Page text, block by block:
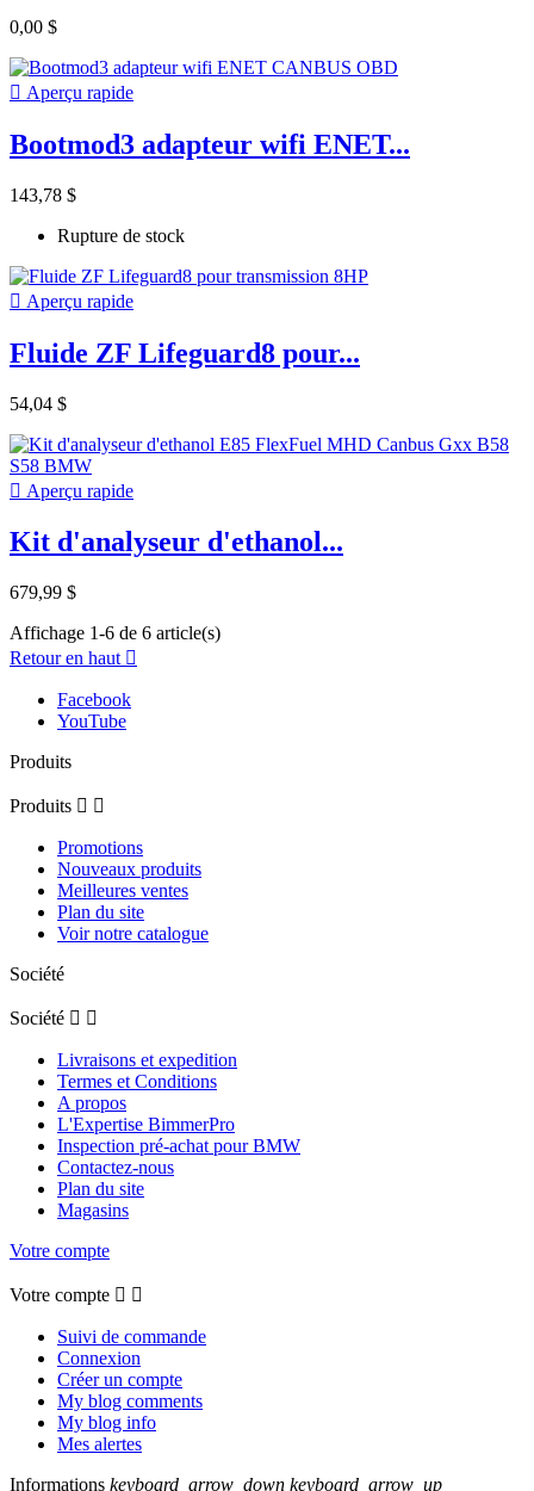
0,00 $
 Aperçu rapide
Bootmod3 adapteur wifi ENET...
143,78 $
Rupture de stock
 Aperçu rapide
Fluide ZF Lifeguard8 pour...
54,04 $
 Aperçu rapide
Kit d'analyseur d'ethanol...
679,99 $
Affichage 1-6 de 6 article(s)
Retour en haut 
Facebook
YouTube
Produits
Produits  
Promotions
Nouveaux produits
Meilleures ventes
Plan du site
Voir notre catalogue
Société
Société  
Livraisons et expedition
Termes et Conditions
A propos
L'Expertise BimmerPro
Inspection pré-achat pour BMW
Contactez-nous
Plan du site
Magasins
Votre compte
Votre compte  
Suivi de commande
Connexion
Créer un compte
My blog comments
My blog info
Mes alertes
Informations keyboard_arrow_down keyboard_arrow_up